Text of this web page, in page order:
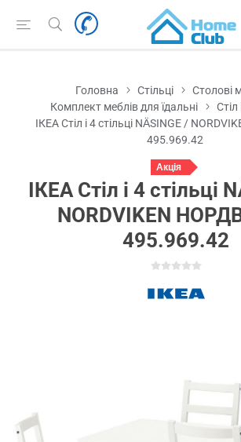
Головна Стільці
Столові
Комплект меблів для їдальні
Стіл
ІКЕА Стіл і 4 стільці NÄSINGE /
495.969.42
Акція
ІКЕА Стіл і 4 стільці
NORDVIKEN
495.969.42